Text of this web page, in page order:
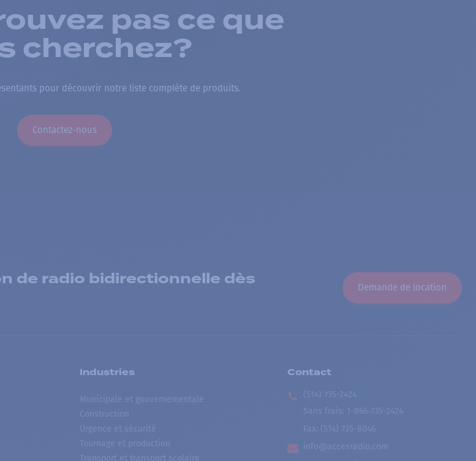
pas ce que
cherchez?
pour découvrir notre liste complète de produits.
Contactez-nous
de radio bidirectionnelle dès
Demande de location
Industries
Municipale et gouvernementale
Construction
Urgence et sécurité
Tournage et production
Transport et transport scolaire
Contact
(514) 735-2424
Sans frais
1-866-735-2424
Fax: (514) 735-8046
info@accesradio.com